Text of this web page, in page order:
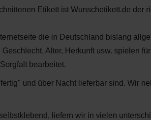
Etikett ist Wunschetikett.de der
die in Deutschland bislang
Alter, Herkunft usw. spielen
bearbeitet.
und über Nacht lieferbar sind. Wir
liefern wir in vielen